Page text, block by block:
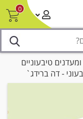
0
הזמנה
טיבעוניים
- דה ברידג`